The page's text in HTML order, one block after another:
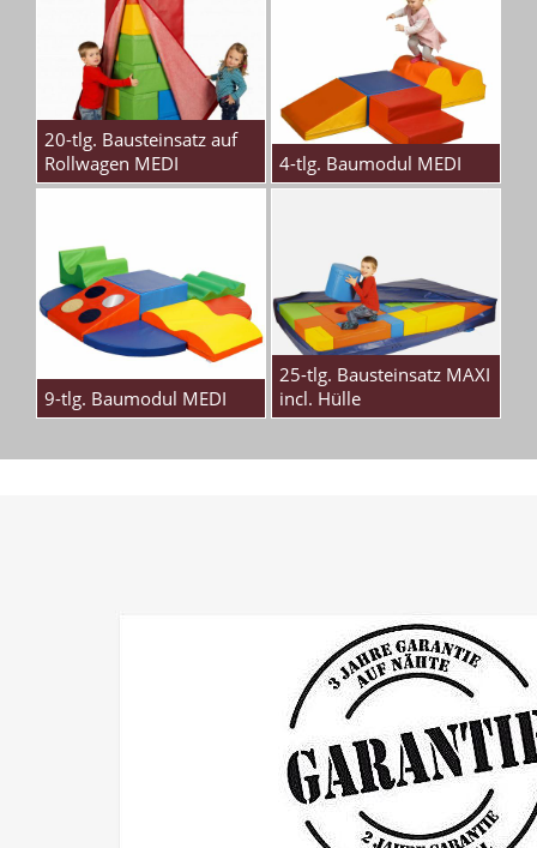
20-tlg. Bausteinsatz auf
Rollwagen MEDI
4-tlg. Baumodul MEDI
9-tlg. Baumodul MEDI
25-tlg. Bausteinsatz MAXI
incl. Hülle